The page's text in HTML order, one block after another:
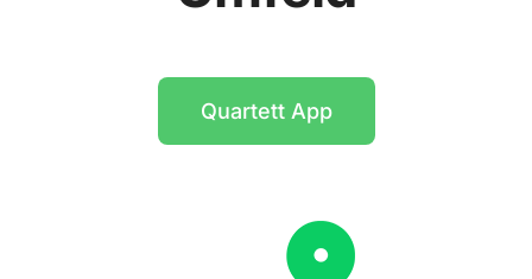
Quartett App